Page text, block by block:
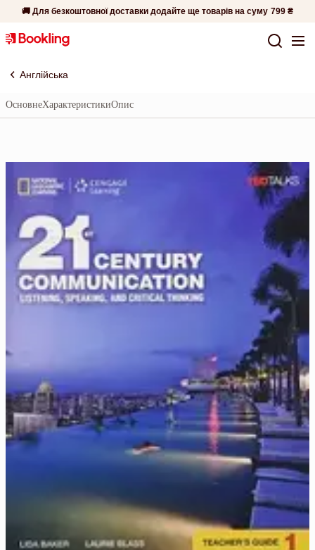
🚚 Для безкоштовної доставки додайте ще товарів на суму 799 ₴
Англійська
ОсновнеХарактеристикиОпис